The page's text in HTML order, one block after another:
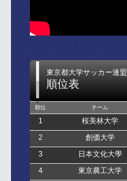
東京都大学サッカー連盟
順位表
順位 チーム
1 桜美林大学
2 創価大学
3 日本文化大學
4 東京農工大学